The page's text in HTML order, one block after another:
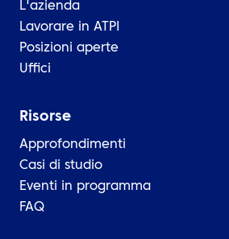
L'azienda
Lavorare in ATPI
Posizioni aperte
Uffici
Risorse
Approfondimenti
Casi di studio
Eventi in programma
FAQ